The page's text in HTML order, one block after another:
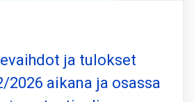
ja tulokset
2026 aikana ja osassa